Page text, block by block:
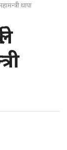
थापा